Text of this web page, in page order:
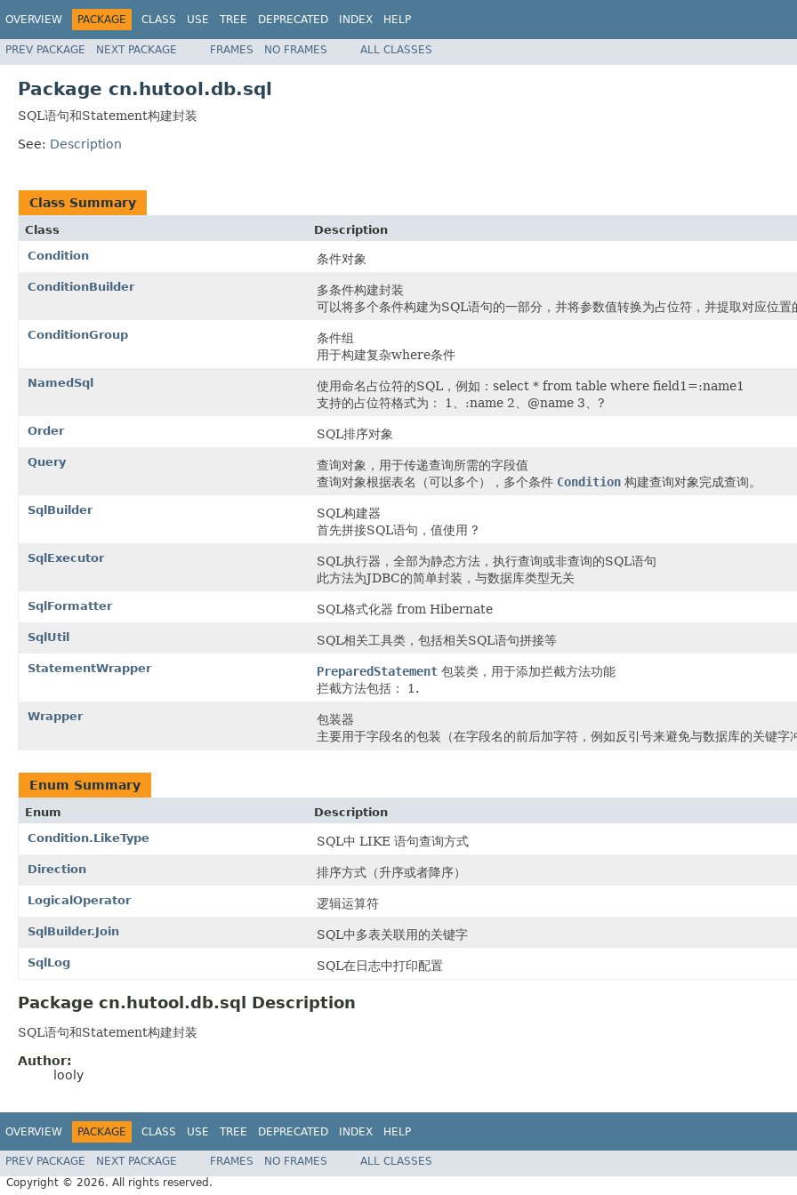
OVERVIEW PACKAGE CLASS USE TREE DEPRECATED INDEX HELP
PREV PACKAGE NEXT PACKAGE FRAMES NO FRAMES ALL CLASSES
Package cn.hutool.db.sql
SQL语句和Statement构建封装
See: Description
Class Summary
Class
Description
Condition
条件对象
ConditionBuilder
多条件构建封装
可以将多个条件构建为SQL语句的一部分，并将参数值转换为占位符，并提取对应位置
ConditionGroup
条件组
用于构建复杂where条件
NamedSql
使用命名占位符的SQL，例如：select * from table where field1=:name1
支持的占位符格式为： 1、:name 2、@name 3、?
Order SQL排序对象
Query
查询对象，用于传递查询所需的字段值
查询对象根据表名（可以多个），多个条件 Condition 构建查询对象完成查询。
SqlBuilder
SQL构建器
首先拼接SQL语句，值使用 ?
SqlExecutor
SQL执行器，全部为静态方法，执行查询或非查询的SQL语句
此方法为JDBC的简单封装，与数据库类型无关
SqlFormatter SQL格式化器 from Hibernate
SqlUtil SQL相关工具类，包括相关SQL语句拼接等
StatementWrapper PreparedStatement 包装类，用于添加拦截方法功能
拦截方法包括： 1.
Wrapper
包装器
主要用于字段名的包装（在字段名的前后加字符，例如反引号来避免与数据库的关键字
Enum Summary
Enum
Description
Condition.LikeType
SQL中 LIKE 语句查询方式
Direction 排序方式（升序或者降序）
LogicalOperator 逻辑运算符
SqlBuilder.Join SQL中多表关联用的关键字
SqlLog SQL在日志中打印配置
Package cn.hutool.db.sql Description
SQL语句和Statement构建封装
Author:
looly
OVERVIEW PACKAGE CLASS USE TREE DEPRECATED INDEX HELP
PREV PACKAGE NEXT PACKAGE FRAMES NO FRAMES
ALL CLASSES
Copyright © 2026. All rights reserved.